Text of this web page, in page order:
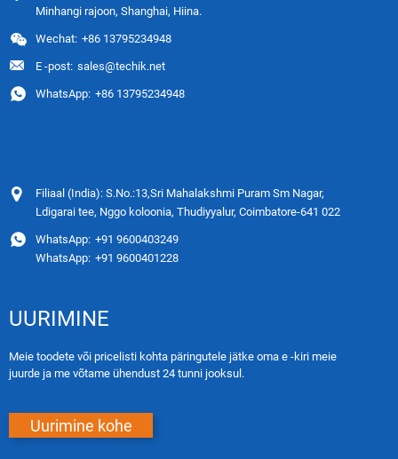
Minhangi rajoon, Shanghai, Hiina.
Wechat: +86 13795234948
E -post: sales@techik.net
WhatsApp: +86 13795234948
Filiaal (India): S.No.:13,Sri Mahalakshmi Puram Sm Nagar,
Ldigarai tee, Nggo koloonia, Thudiyyalur, Coimbatore-641 022
WhatsApp: +91 9600403249
WhatsApp: +91 9600401228
UURIMINE
Meie toodete või pricelisti kohta päringutele jätke oma e -kiri meie
juurde ja me võtame ühendust 24 tunni jooksul.
Uurimine kohe